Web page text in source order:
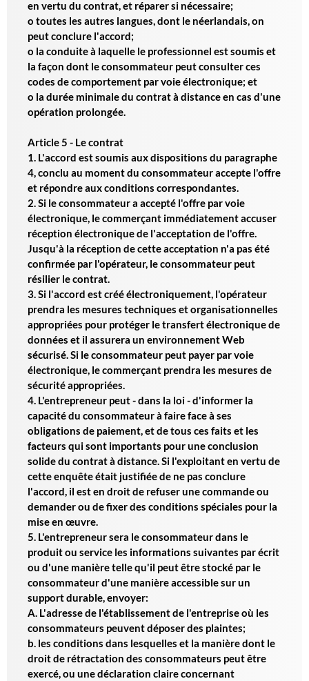
en vertu du contrat, et réparer si nécessaire;
o toutes les autres langues, dont le néerlandais, on
peut conclure l'accord;
o la conduite à laquelle le professionnel est soumis et
la façon dont le consommateur peut consulter ces
codes de comportement par voie électronique; et
o la durée minimale du contrat à distance en cas d'une
opération prolongée.
Article 5 - Le contrat
1. L'accord est soumis aux dispositions du paragraphe
4, conclu au moment du consommateur accepte l'offre
et répondre aux conditions correspondantes.
2. Si le consommateur a accepté l'offre par voie
électronique, le commerçant immédiatement accuser
réception électronique de l'acceptation de l'offre.
Jusqu'à la réception de cette acceptation n'a pas été
confirmée par l'opérateur, le consommateur peut
résilier le contrat.
3. Si l'accord est créé électroniquement, l'opérateur
prendra les mesures techniques et organisationnelles
appropriées pour protéger le transfert électronique de
données et il assurera un environnement Web
sécurisé. Si le consommateur peut payer par voie
électronique, le commerçant prendra les mesures de
sécurité appropriées.
4. L'entrepreneur peut - dans la loi - d'informer la
capacité du consommateur à faire face à ses
obligations de paiement, et de tous ces faits et les
facteurs qui sont importants pour une conclusion
solide du contrat à distance. Si l'exploitant en vertu de
cette enquête était justifiée de ne pas conclure
l'accord, il est en droit de refuser une commande ou
demander ou de fixer des conditions spéciales pour la
mise en œuvre.
5. L'entrepreneur sera le consommateur dans le
produit ou service les informations suivantes par écrit
ou d'une manière telle qu'il peut être stocké par le
consommateur d'une manière accessible sur un
support durable, envoyer:
A. L'adresse de l'établissement de l'entreprise où les
consommateurs peuvent déposer des plaintes;
b. les conditions dans lesquelles et la manière dont le
droit de rétractation des consommateurs peut être
exercé, ou une déclaration claire concernant